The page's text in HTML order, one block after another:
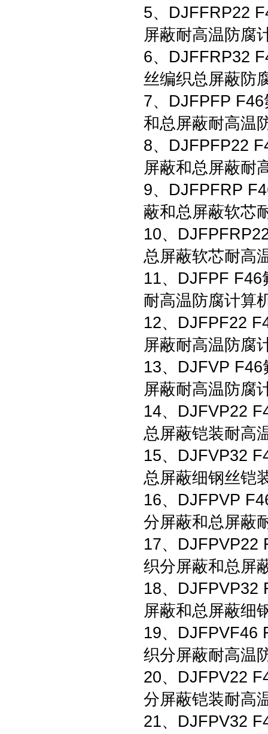
5、DJFFRP22
屏蔽耐高温防腐
6、DJFFRP32
丝编织总屏蔽防
7、DJFPFP
和总屏蔽耐高温
8、DJFPFP22
屏蔽和总屏蔽耐
9、DJFPFRP
蔽和总屏蔽软芯
10、
总屏蔽软芯耐高
11、DJFPF F46
耐高温防腐计算
12、DJFPF22
屏蔽耐高温防腐
13、DJFVP
屏蔽耐高温防腐
14、DJFVP22
总屏蔽铠装耐高
15、DJFVP32
总屏蔽细钢丝铠
16、DJFPVP
分屏蔽和总屏蔽
17、DJFPVP22
织分屏蔽和总屏
18、DJFPVP32
屏蔽和总屏蔽细
19、DJFPVF46
织分屏蔽耐高温
20、DJFPV22
分屏蔽铠装耐高
21、DJFPV32